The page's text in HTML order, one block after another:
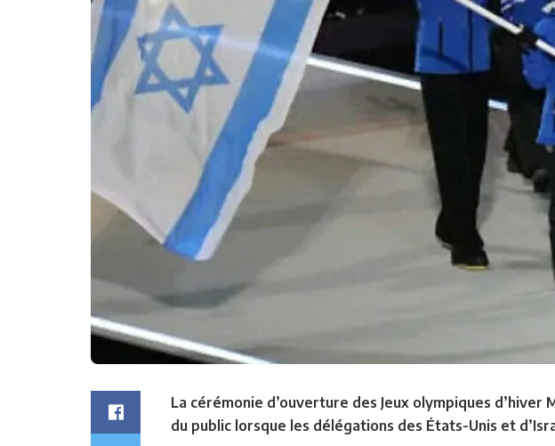
La cérémonie d’ouverture des Jeux olympiques
du public lorsque les délégations des États-Unis et